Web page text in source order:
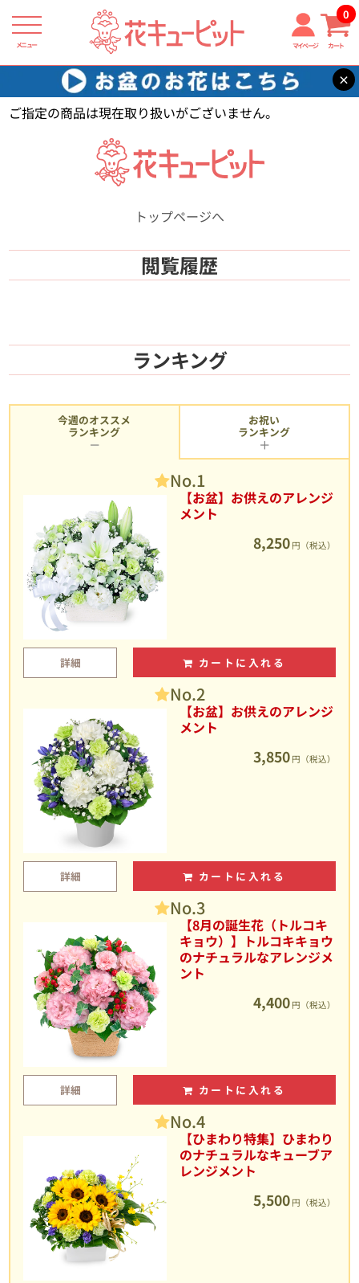
メニュー マイページ カート
0
×
花キューピット 【】
ご指定の商品は現在取り扱いがございません。
トップページへ
閲覧履歴
ランキング
今週のオススメ
ランキング
No.1
【お盆】お供えのアレンジ
メント
8,250 円（税込）
詳細 カートに入れる
No.2
【お盆】お供えのアレンジ
メント
3,850 円（税込）
詳細 カートに入れる
No.3
【8月の誕生花（トルコキ
キョウ）】トルコキキョウ
のナチュラルなアレンジメ
ント
4,400 円（税込）
詳細 カートに入れる
No.4
【ひまわり特集】ひまわり
のナチュラルなキューブア
レンジメント
5,500 円（税込）
お祝い
ランキング